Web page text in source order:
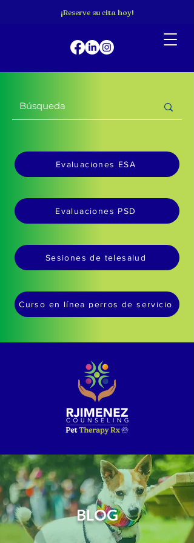
¡Reserve su cita hoy!
Evaluaciones ESA
Sesiones de telesalud
Curso en línea perros de servicio
Evaluaciones PSD
BLOG